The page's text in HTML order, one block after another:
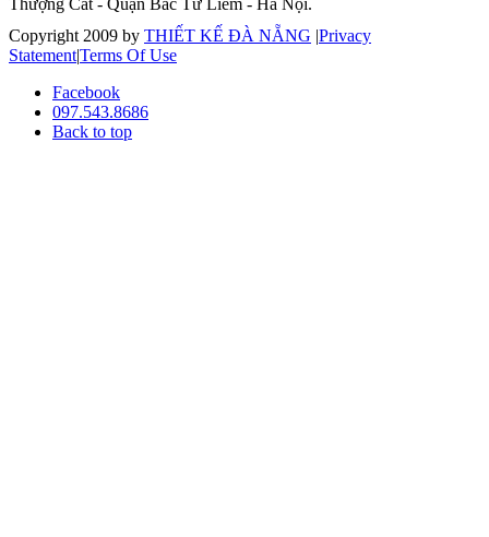
Thượng Cát - Quận Bắc Từ Liêm - Hà Nội.
Copyright 2009 by THIẾT KẾ ĐÀ NẴNG |Privacy
Statement|Terms Of Use
Facebook
097.543.8686
Back to top